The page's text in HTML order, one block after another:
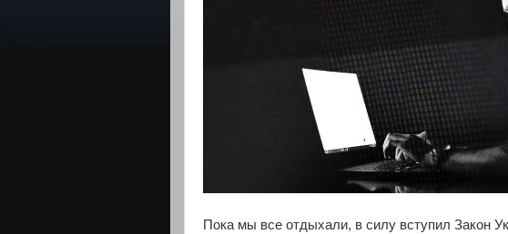
Пока мы все отдыхали, в силу вступил Закон